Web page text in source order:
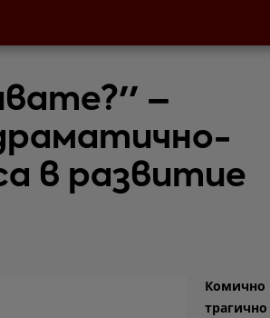
–
в развитие
Комично
трагично